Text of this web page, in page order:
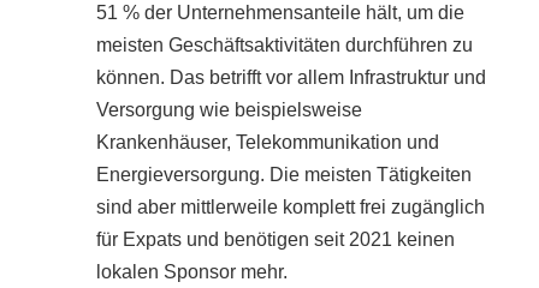
51 % der Unternehmensanteile hält, um die
meisten Geschäftsaktivitäten durchführen zu
können. Das betrifft vor allem Infrastruktur und
Versorgung wie beispielsweise
Krankenhäuser, Telekommunikation und
Energieversorgung. Die meisten Tätigkeiten
sind aber mittlerweile komplett frei zugänglich
für Expats und benötigen seit 2021 keinen
lokalen Sponsor mehr.